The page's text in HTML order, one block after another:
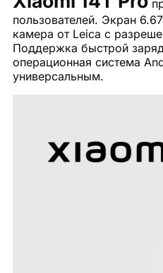
пользователей. Экран
камера от Leica с
Поддержка быстрой
операционная система
универсальным.